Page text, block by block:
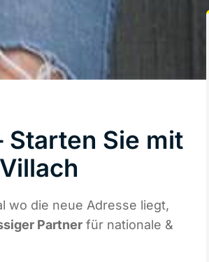
Starten Sie mit
wo die neue Adresse liegt,
Partner für nationale &